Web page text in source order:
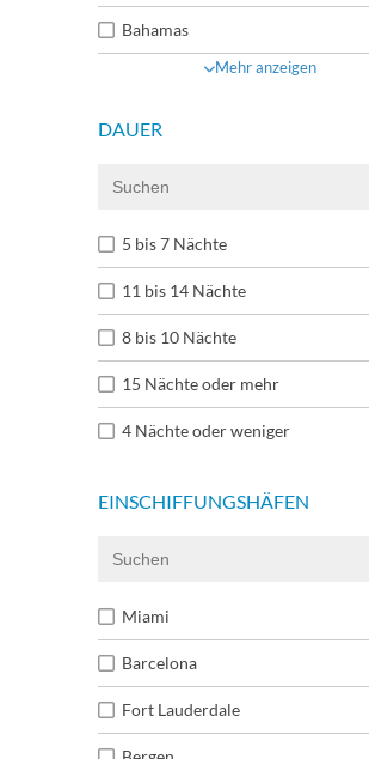
Bahamas
Mehr anzeigen
DAUER
5 bis 7 Nächte
11 bis 14 Nächte
8 bis 10 Nächte
15 Nächte oder mehr
4 Nächte oder weniger
EINSCHIFFUNGSHÄFEN
Miami
Barcelona
Fort Lauderdale